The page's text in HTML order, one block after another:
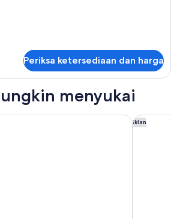
Periksa ketersediaan dan harga
menyukai
Iklan
Rome